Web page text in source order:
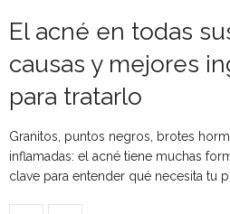
El acné en todas
causas y mejores
para tratarlo
Granitos, puntos negros, brotes
inflamadas: el acné tiene muchas
clave para entender qué necesita tu